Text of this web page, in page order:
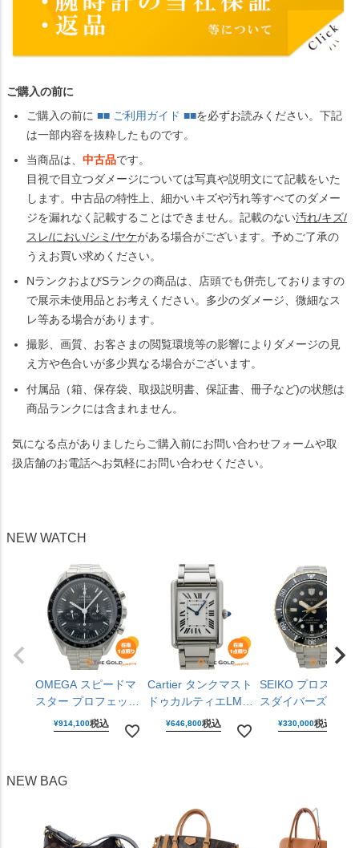
ご購入の前に
ご購入の前に ■■ ご利用ガイド ■■を必ずお読みください。下記
は一部内容を抜粋したものです。
当商品は、 中古品です。
目視で目立つダメージについては写真や説明文にて記載をいた
します。中古品の特性上、細かいキズや汚れ等すべてのダメー
ジを漏れなく記載することはできません。記載のない汚れ/キズ/
スレ/におい/シミ/ヤケがある場合がございます。予めご了承の
うえお買い求めください。
NランクおよびSランクの商品は、店頭でも併売しておりますの
で展示未使用品とお考えください。多少のダメージ、微細なス
レ等ある場合があります。
撮影、画質、お客さまの閲覧環境等の影響によりダメージの見
え方や色合いが多少異なる場合がございます。
付属品（箱、保存袋、取扱説明書、保証書、冊子など)の状態は
商品ランクには含まれません。
気になる点がありましたらご購入前にお問い合わせフォームや取
扱店舗のお電話へお気軽にお問い合わせください。
NEW WATCH
OMEGA スピードマ
スター プロフェッシ
ョナル
310.30.42.50.01.001
時計 メンズ ウォッ
¥914,100税込
Cartier タンクマスト
ドゥカルティエLM
WSTA0106 ラージモ
デル 25mm クォーツ
¥646,800税込
SEIKO プロスペッ
スダイバーズキュ
バーGMT SBEJ030
6R54-00R0 黒文字
¥330,000税込
NEW BAG